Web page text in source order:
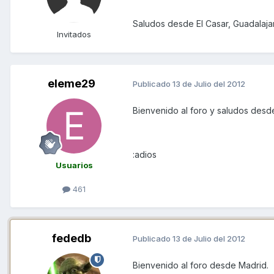
Invitados
Saludos desde El Casar,
eleme29
Usuarios
461
Publicado 13 de Julio del 2012
Bienvenido al foro y saludos
:adios
fededb Publicado 13 de Julio del 2012
Bienvenido al foro desde Madrid.